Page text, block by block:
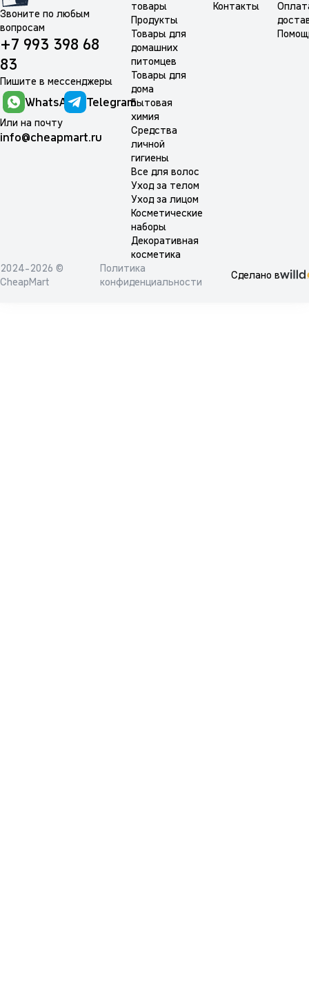
Звоните по любым
вопросам
+7 993 398 68
83
Пишите в мессенджеры
WhatsApp Telegram
Или на почту
info@cheapmart.ru
товары
Продукты
Товары для
домашних
питомцев
Товары для
дома
Бытовая
химия
Средства
личной
гигиены
Все для волос
Уход за телом
Уход за лицом
Косметические
наборы
Декоративная
косметика
Контакты
2024-2026 ©
CheapMart
Политика
конфиденциальности
Сделано в